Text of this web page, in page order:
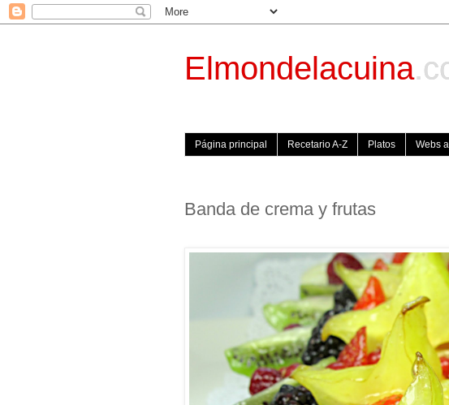
Elmondelacuina
Página principal Recetario A-Z Platos Webs
Banda de crema y frutas